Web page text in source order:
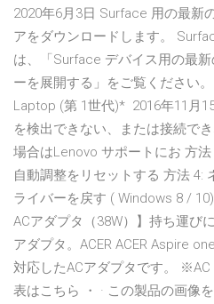
2020年6月3日 Surface 用の最新
アをダウンロードします。
は、「Surface デバイス用の最
ーを展開する」をご覧ください
Laptop (第 1世代)* 2016年11月
を検出できない、または接続で
場合はLenovo サポートにお 方
自動調整をリセットする 方法 4:
ライバーを戻す ( Windows 8 /
ACアダプタ（38W）】持ち運び
アダプタ。ACER ACER Aspire
対応したACアダプタです。
表はこちら ・ · この製品の画像